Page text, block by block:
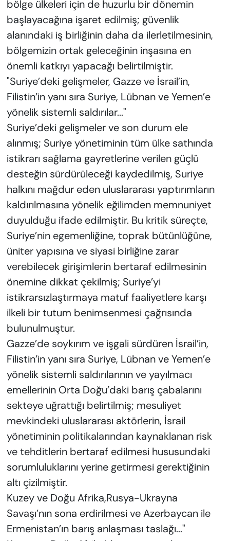
bölge ülkeleri için de huzurlu bir dönemin
başlayacağına işaret edilmiş; güvenlik
alanındaki iş birliğinin daha da ilerletilmesinin,
bölgemizin ortak geleceğinin inşasına en
önemli katkıyı yapacağı belirtilmiştir.
"Suriye’deki gelişmeler, Gazze ve İsrail’in,
Filistin’in yanı sıra Suriye, Lübnan ve Yemen’e
yönelik sistemli saldırılar..."
Suriye’deki gelişmeler ve son durum ele
alınmış; Suriye yönetiminin tüm ülke sathında
istikrarı sağlama gayretlerine verilen güçlü
desteğin sürdürüleceği kaydedilmiş, Suriye
halkını mağdur eden uluslararası yaptırımların
kaldırılmasına yönelik eğilimden memnuniyet
duyulduğu ifade edilmiştir. Bu kritik süreçte,
Suriye’nin egemenliğine, toprak bütünlüğüne,
üniter yapısına ve siyasi birliğine zarar
verebilecek girişimlerin bertaraf edilmesinin
önemine dikkat çekilmiş; Suriye’yi
istikrarsızlaştırmaya matuf faaliyetlere karşı
ilkeli bir tutum benimsenmesi çağrısında
bulunulmuştur.
Gazze’de soykırım ve işgali sürdüren İsrail’in,
Filistin’in yanı sıra Suriye, Lübnan ve Yemen’e
yönelik sistemli saldırılarının ve yayılmacı
emellerinin Orta Doğu’daki barış çabalarını
sekteye uğrattığı belirtilmiş; mesuliyet
mevkindeki uluslararası aktörlerin, İsrail
yönetiminin politikalarından kaynaklanan risk
ve tehditlerin bertaraf edilmesi hususundaki
sorumluluklarını yerine getirmesi gerektiğinin
altı çizilmiştir.
Kuzey ve Doğu Afrika,Rusya-Ukrayna
Savaşı’nın sona erdirilmesi ve Azerbaycan ile
Ermenistan’ın barış anlaşması taslağı..."